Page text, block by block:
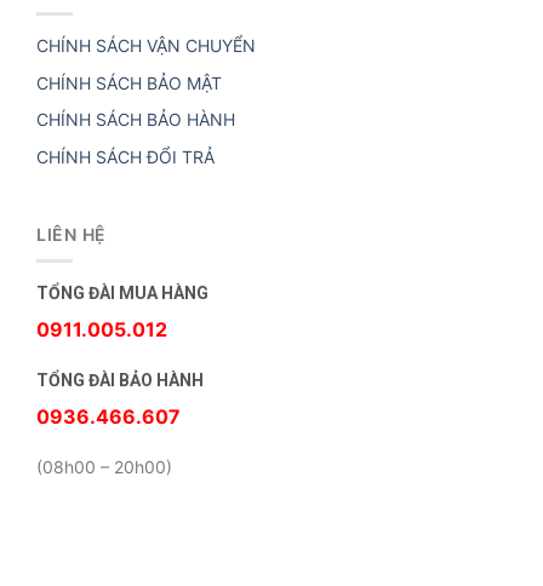
CHÍNH SÁCH VẬN CHUYỂN
CHÍNH SÁCH BẢO MẬT
CHÍNH SÁCH BẢO HÀNH
CHÍNH SÁCH ĐỔI TRẢ
LIÊN HỆ
TỔNG ĐÀI MUA HÀNG
0911.005.012
TỔNG ĐÀI BẢO HÀNH
0936.466.607
(08h00 – 20h00)